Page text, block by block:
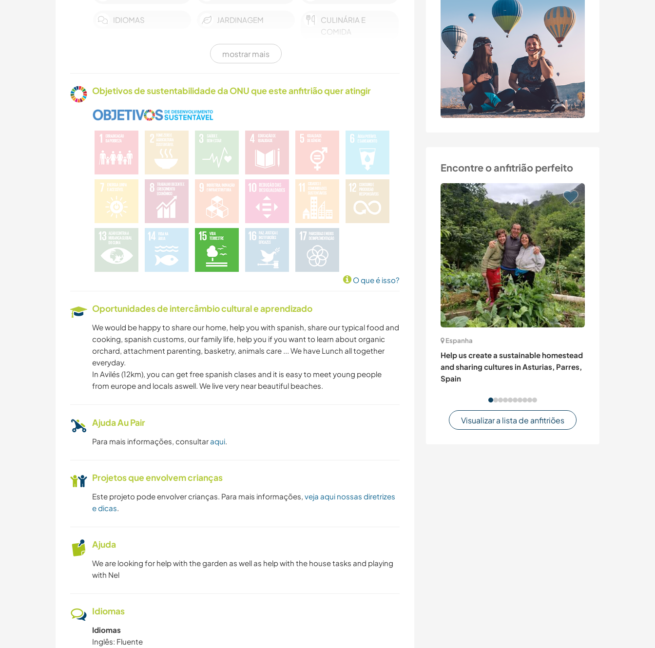
Encontre o anfitrião perfeito
Espanha
Help us create a sustainable homestead
and sharing cultures in Asturias, Parres,
Spain
Visualizar a lista de anfitriões
IDIOMAS JARDINAGEM
CULINÁRIA E
COMIDA
LIVROS
LIVRE
MONTANHAS
CICLISMO PRAIA
ESPORTES DE
AVENTURA
mostrar mais
Objetivos de sustentabilidade da ONU que este anfitrião quer atingir
O que é isso?
Oportunidades de intercâmbio cultural e aprendizado
We would be happy to share our home, help you with spanish, share our typical food and
cooking, spanish customs, our family life, help you if you want to learn about organic
orchard, attachment parenting, basketry, animals care ... We have Lunch all together
everyday.
In Avilés (12km), you can get free spanish clases and it is easy to meet young people
from europe and locals aswell. We live very near beautiful beaches.
Ajuda Au Pair
Para mais informações, consultaraqui.
Projetos que envolvem crianças
Este projeto pode envolver crianças. Para mais informações, veja aqui nossas diretrizes
e dicas.
Ajuda
We are looking for help with the garden as well as help with the house tasks and playing
with Nel
Idiomas
Idiomas
Inglês: Fluente